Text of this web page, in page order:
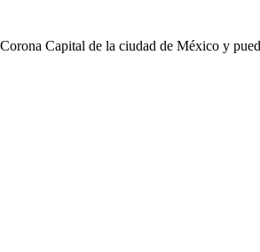
Capital de la ciudad de México y